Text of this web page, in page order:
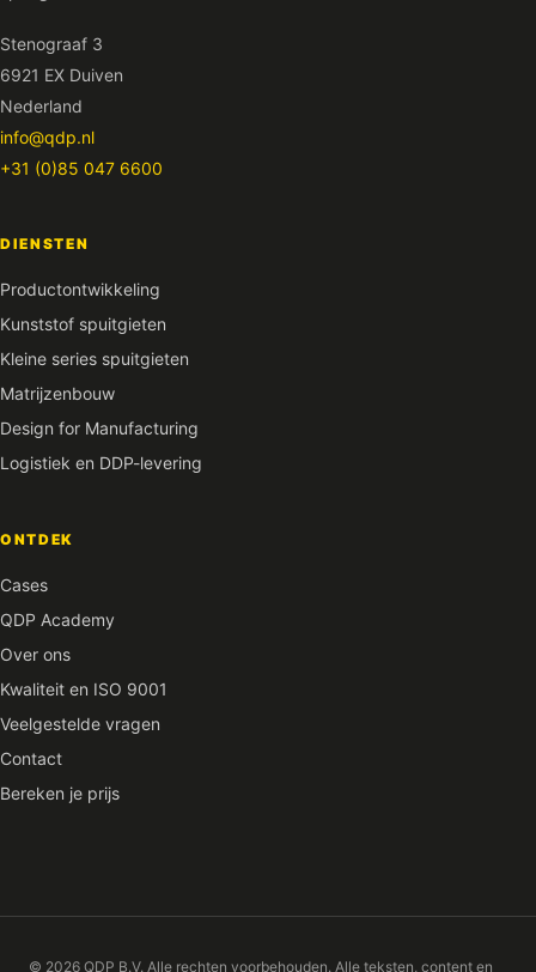
Stenograaf 3
6921 EX Duiven
Nederland
info@qdp.nl
+31 (0)85 047 6600
DIENSTEN
Productontwikkeling
Kunststof spuitgieten
Kleine series spuitgieten
Matrijzenbouw
Design for Manufacturing
Logistiek en DDP-levering
ONTDEK
Cases
QDP Academy
Over ons
Kwaliteit en ISO 9001
Veelgestelde vragen
Contact
Bereken je prijs
© 2026 QDP B.V. Alle rechten voorbehouden. Alle teksten, content en